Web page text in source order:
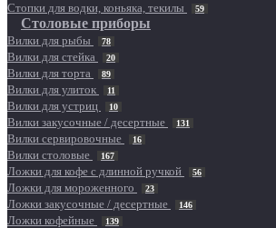
Стопки для водки, коньяка, текилы 59
Столовые приборы
Вилки для рыбы 78
Вилки для стейка 20
Вилки для торта 89
Вилки для улиток 11
Вилки для устриц 10
Вилки закусочные / десертные 131
Вилки сервировочные 16
Вилки столовые 167
Ложки для кофе с длинной ручкой 56
Ложки для мороженного 23
Ложки закусочные / десертные 146
Ложки кофейные 139